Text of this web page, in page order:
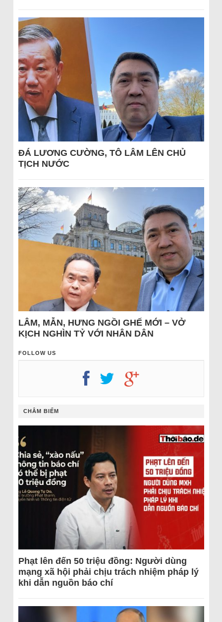
ĐÁ LƯƠNG CƯỜNG, TÔ LÂM LÊN CHỦ
TỊCH NƯỚC
LÂM, MẪN, HƯNG NGỒI GHẾ MỚI – VỞ
KỊCH NGHÌN TỶ VỚI NHÂN DÂN
FOLLOW US
CHÂM BIẾM
Phạt lên đến 50 triệu đồng: Người dùng
mạng xã hội phải chịu trách nhiệm pháp lý
khi dẫn nguồn báo chí